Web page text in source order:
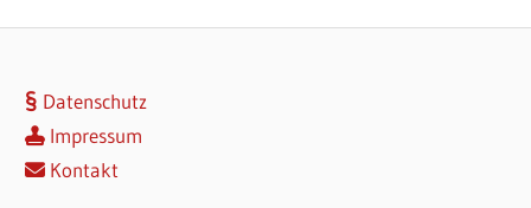
Datenschutz
Impressum
Kontakt